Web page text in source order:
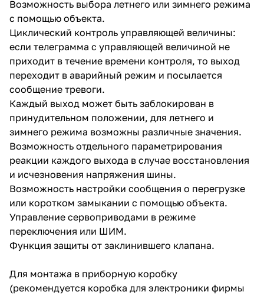
Возможность выбора летнего или зимнего режима
с помощью объекта.
Циклический контроль управляющей величины:
если телеграмма с управляющей величиной не
приходит в течение времени контроля, то выход
переходит в аварийный режим и посылается
сообщение тревоги.
Каждый выход может быть заблокирован в
принудительном положении, для летнего и
зимнего режима возможны различные значения.
Возможность отдельного параметрирования
реакции каждого выхода в случае восстановления
и исчезновения напряжения шины.
Возможность настройки сообщения о перегрузке
или коротком замыкании с помощью объекта.
Управление сервоприводами в режиме
переключения или ШИМ.
Функция защиты от заклинившего клапана.
Для монтажа в приборную коробку
(рекомендуется коробка для электроники фирмы